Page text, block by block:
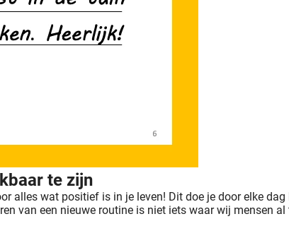
te zijn
alles wat positief is in je leven! Dit doe je door elke
van een nieuwe routine is niet iets waar wij mensen